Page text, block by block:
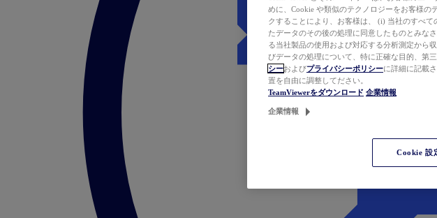
めに、Cookie や類似のテクノロジーをお客様の
クすることにより、お客様は、 (i) 当社のすべ
たデータのその後の処理に同意したものとみな
る当社製品の使用および対応する分析測定から
びデータの処理について、特に正確な目的、第
シーおよびプライバシーポリシーに詳細に記載
置を自由に調整してださい。
TeamViewerをダウンロード 企業情報
企業情報
Cookie 設